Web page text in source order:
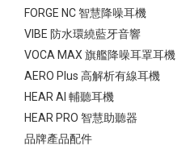
FORGE NC 智慧降噪耳機
VIBE 防水環繞藍牙音響
VOCA MAX 旗艦降噪耳罩耳機
AERO Plus 高解析有線耳機
HEAR AI 輔聽耳機
HEAR PRO 智慧助聽器
品牌產品配件